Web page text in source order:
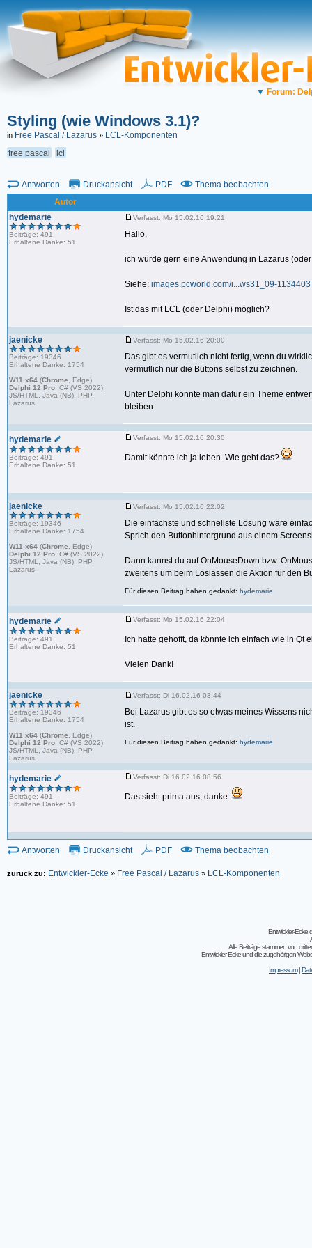
▼ Forum:
Styling (wie Windows 3.1)?
in Free Pascal / Lazarus » LCL-Komponenten
free pascal
lcl
Antworten Druckansicht PDF
Thema beobachten
Autor
hydemarie
Beiträge: 491
Erhaltene Danke: 51
Verfasst: Mo 15.02.16 19:21
Hallo,
ich würde gern eine Anwendung in Lazarus
Siehe: images.pcworld.com/i...ws31_09-
Ist das mit LCL (oder Delphi) möglich?
jaenicke
Beiträge: 19346
Erhaltene Danke: 1754
W11 x64 (Chrome , Edge)
Delphi 12 Pro , C# (VS 2022),
JS/HTML, Java (NB), PHP,
Lazarus
Verfasst: Mo 15.02.16 20:00
Das gibt es vermutlich nicht fertig, wenn du
vermutlich nur die Buttons selbst zu zeichnen.
Unter Delphi könnte man dafür ein Theme
bleiben.
hydemarie
Beiträge: 491
Erhaltene Danke: 51
Verfasst: Mo 15.02.16 20:30
Damit könnte ich ja leben. Wie geht das?
jaenicke
Beiträge: 19346
Erhaltene Danke: 1754
W11 x64 (Chrome , Edge)
Delphi 12 Pro , C# (VS 2022),
JS/HTML, Java (NB), PHP,
Lazarus
Verfasst: Mo 15.02.16 22:02
Die einfachste und schnellste Lösung wäre
Sprich den Buttonhintergrund aus einem
Dann kannst du auf OnMouseDown bzw.
zweitens um beim Loslassen die Aktion für den
Für diesen Beitrag haben gedankt: hydemarie
hydemarie
Beiträge: 491
Erhaltene Danke: 51
Verfasst: Mo 15.02.16 22:04
Ich hatte gehofft, da könnte ich einfach wie in Qt
Vielen Dank!
jaenicke
Beiträge: 19346
Erhaltene Danke: 1754
W11 x64 (Chrome , Edge)
Delphi 12 Pro , C# (VS 2022),
JS/HTML, Java (NB), PHP,
Lazarus
Verfasst: Di 16.02.16 03:44
Bei Lazarus gibt es so etwas meines Wissens
ist.
Für diesen Beitrag haben gedankt: hydemarie
hydemarie
Beiträge: 491
Erhaltene Danke: 51
Verfasst: Di 16.02.16 08:56
Das sieht prima aus, danke.
Antworten Druckansicht PDF Thema beobachten
zurück zu: Entwickler-Ecke » Free Pascal / Lazarus » LCL-Komponenten
Entwickler-
Alle Beiträge stammen von
Entwickler-Ecke und die zugehörigen
Impressum|